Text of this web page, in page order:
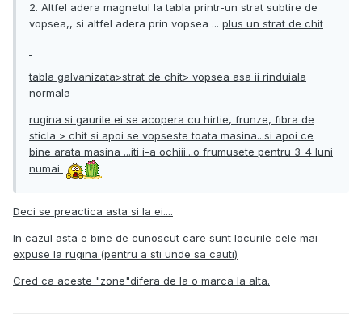
2. Altfel adera magnetul la tabla printr-un strat subtire de
vopsea,, si altfel adera prin vopsea ... plus un strat de chit
tabla galvanizata>strat de chit> vopsea asa ii rinduiala
normala
rugina si gaurile ei se acopera cu hirtie, frunze, fibra de
sticla > chit si apoi se vopseste toata masina...si apoi ce
bine arata masina ...iti i-a ochiii...o frumusete pentru 3-4 luni
numai
Deci se preactica asta si la ei....
In cazul asta e bine de cunoscut care sunt locurile cele mai
expuse la rugina.(pentru a sti unde sa cauti)
Cred ca aceste "zone"difera de la o marca la alta.